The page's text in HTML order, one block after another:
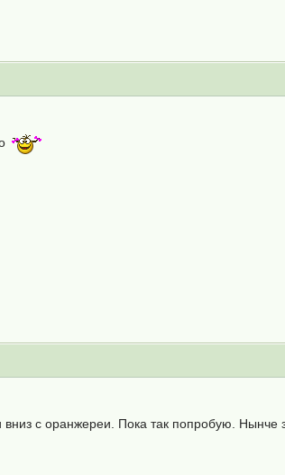
с оранжереи. Пока так попробую. Нынче